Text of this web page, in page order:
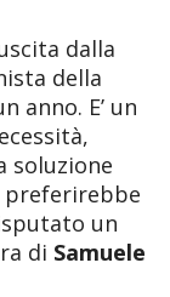
dalla
della
anno. E’ un
soluzione
preferirebbe
un
di Samuele